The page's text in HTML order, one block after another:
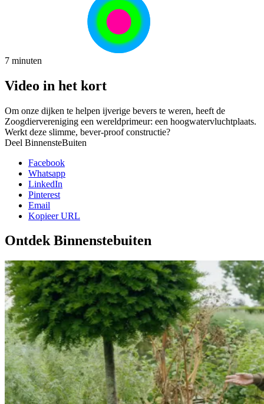
7 minuten
Video in het kort
Om onze dijken te helpen ijverige bevers te weren, heeft de
Zoogdiervereniging een wereldprimeur: een hoogwatervluchtplaats.
Werkt deze slimme, bever-proof constructie?
Deel BinnensteBuiten
Facebook
Whatsapp
LinkedIn
Pinterest
Email
Kopieer URL
Ontdek Binnenstebuiten